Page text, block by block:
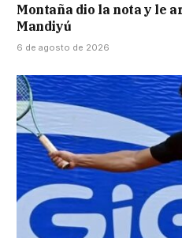
Montaña dio la nota y le
Mandiyú
6 de agosto de 2026